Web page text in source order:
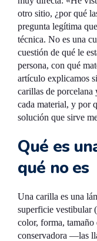
otro sitio, ¿por qué
pregunta legítima
técnica. No es una
cuestión de qué le
persona, con qué
artículo explicamos
carillas de porcelana
cada material, y por
solución que sirve
Qué es
qué no es
Una carilla es una
superficie vestibular
color, forma, tamaño
conservadora —las